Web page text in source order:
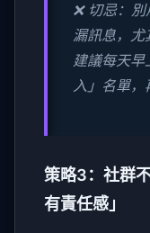
❌ 切忌：
漏訊息，尤
建議每天
入」名單，
策略3：社群
有責任感」